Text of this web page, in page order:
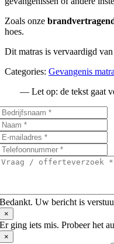
Zoals onze
hoes.
Dit matras is vervaardigd
Categories: Gevangenis
— Let op: de tekst gaat
Bedankt. Uw bericht is
×
Er ging iets mis. Probeer het
×